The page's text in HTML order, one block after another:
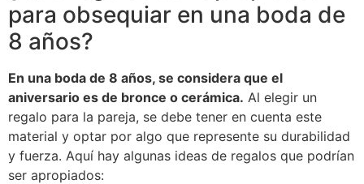
para obsequiar en una boda de
8 años?
En una boda de 8 años, se considera que el
aniversario es de bronce o cerámica. Al elegir un
regalo para la pareja, se debe tener en cuenta este
material y optar por algo que represente su durabilidad
y fuerza. Aquí hay algunas ideas de regalos que podrían
ser apropiados: